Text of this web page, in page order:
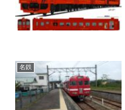
名鉄